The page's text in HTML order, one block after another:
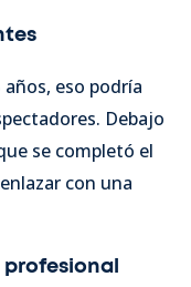
eso podría
Debajo
se completó el
con una
profesional